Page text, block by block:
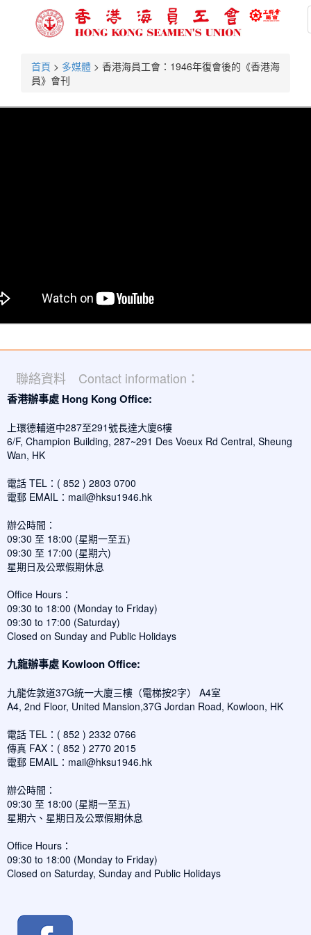
首頁 > 多媒體 > 香港海員工會：1946年復會後的《香港海
員》會刊
聯絡資料 Contact information：
香港辦事處 Hong Kong Office:
上環德輔道中287至291號長達大廈6樓
6/F, Champion Building, 287~291 Des Voeux Rd Central, Sheung
Wan, HK
電話 TEL：( 852 ) 2803 0700
電郵 EMAIL： mail@hksu1946.hk
辦公時間：
09:30 至 18:00 (星期一至五)
09:30 至 17:00 (星期六)
星期日及公眾假期休息
Office Hours：
09:30 to 18:00 (Monday to Friday)
09:30 to 17:00 (Saturday)
Closed on Sunday and Public Holidays
九龍辦事處 Kowloon Office:
九龍佐敦道37G統一大廈三樓（電梯按2字） A4室
A4, 2nd Floor, United Mansion,37G Jordan Road, Kowloon, HK
電話 TEL：( 852 ) 2332 0766
傳真 FAX：( 852 ) 2770 2015
電郵 EMAIL： mail@hksu1946.hk
辦公時間：
09:30 至 18:00 (星期一至五)
星期六、星期日及公眾假期休息
Office Hours：
09:30 to 18:00 (Monday to Friday)
Closed on Saturday, Sunday and Public Holidays